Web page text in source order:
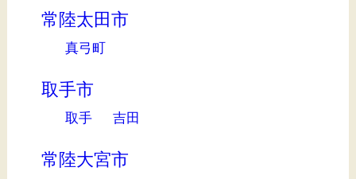
常陸太田市
真弓町
取手市
取手 吉田
常陸大宮市